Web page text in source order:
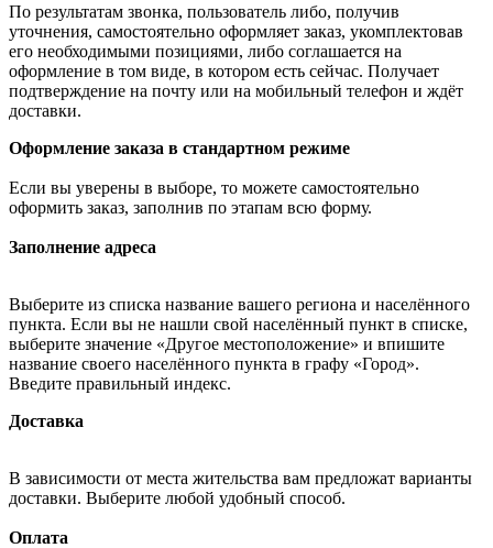
По результатам звонка, пользователь либо, получив
уточнения, самостоятельно оформляет заказ, укомплектовав
его необходимыми позициями, либо соглашается на
оформление в том виде, в котором есть сейчас. Получает
подтверждение на почту или на мобильный телефон и ждёт
доставки.
Оформление заказа в стандартном режиме
Если вы уверены в выборе, то можете самостоятельно
оформить заказ, заполнив по этапам всю форму.
Заполнение адреса
Выберите из списка название вашего региона и населённого
пункта. Если вы не нашли свой населённый пункт в списке,
выберите значение «Другое местоположение» и впишите
название своего населённого пункта в графу «Город».
Введите правильный индекс.
Доставка
В зависимости от места жительства вам предложат варианты
доставки. Выберите любой удобный способ.
Оплата